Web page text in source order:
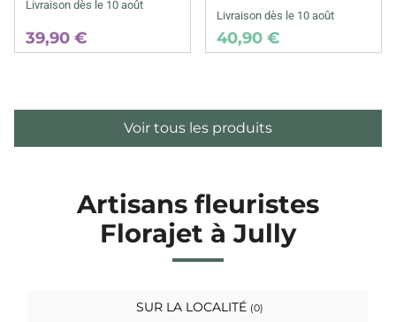
Livraison dès le 10 août
39,90 €
Livraison dès le 10 août
40,90 €
Voir tous les produits
Artisans fleuristes
Florajet à Jully
SUR LA LOCALITÉ (0)